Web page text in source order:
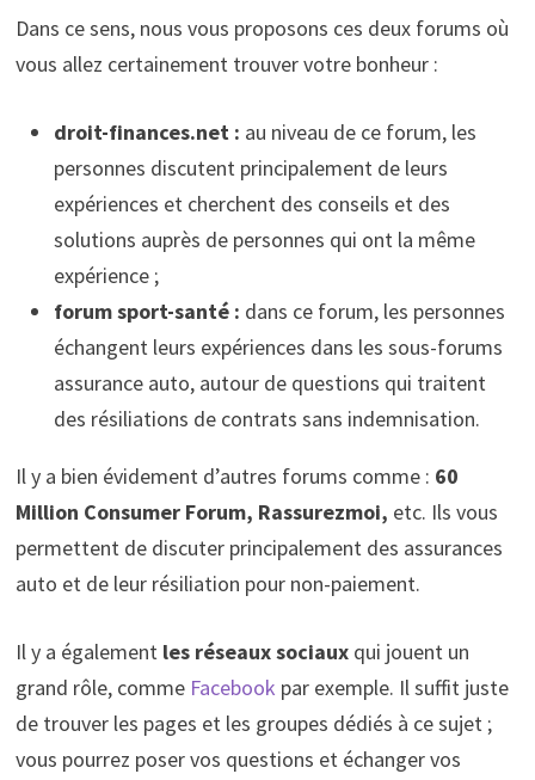
Dans ce sens, nous vous proposons ces deux forums où
vous allez certainement trouver votre bonheur :
droit-finances.net : au niveau de ce forum, les
personnes discutent principalement de leurs
expériences et cherchent des conseils et des
solutions auprès de personnes qui ont la même
expérience ;
forum sport-santé : dans ce forum, les personnes
échangent leurs expériences dans les sous-forums
assurance auto, autour de questions qui traitent
des résiliations de contrats sans indemnisation.
Il y a bien évidement d’autres forums comme : 60
Million Consumer Forum, Rassurezmoi, etc. Ils vous
permettent de discuter principalement des assurances
auto et de leur résiliation pour non-paiement.
Il y a également les réseaux sociaux qui jouent un
grand rôle, comme Facebook par exemple. Il suffit juste
de trouver les pages et les groupes dédiés à ce sujet ;
vous pourrez poser vos questions et échanger vos